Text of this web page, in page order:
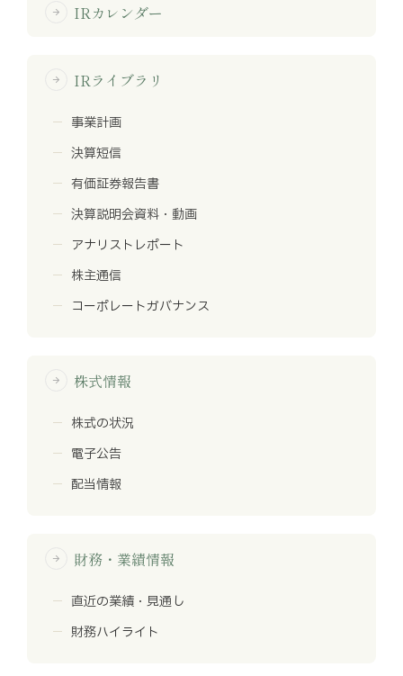
arrow_forward IRカレンダー
arrow_forward IRライブラリ
事業計画
決算短信
有価証券報告書
決算説明会資料・動画
アナリストレポート
株主通信
コーポレートガバナンス
arrow_forward 株式情報
株式の状況
電子公告
配当情報
arrow_forward 財務・業績情報
直近の業績・見通し
財務ハイライト